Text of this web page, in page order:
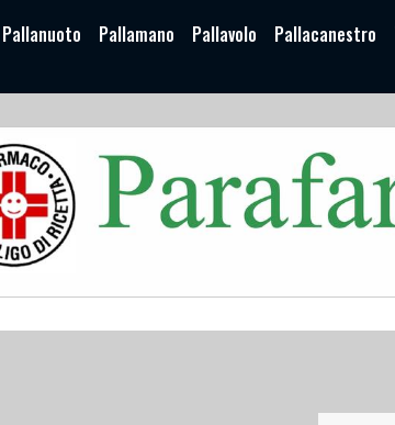
Pallanuoto Pallamano Pallavolo Pallacanestro